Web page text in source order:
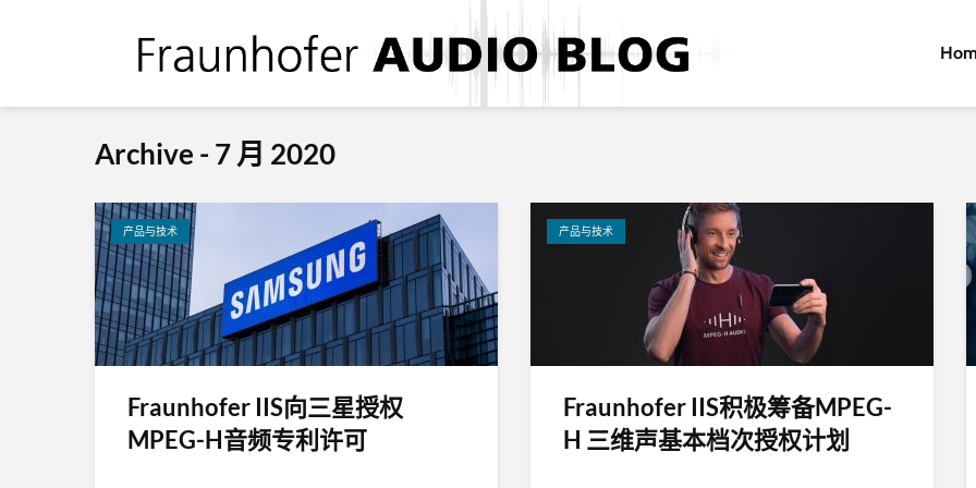
Archive - 7 月 2020
产品与技术
Fraunhofer IIS向三星授权
MPEG-H音频专利许可
产品与技术
Fraunhofer IIS积极筹备MPEG-
H 三维声基本档次授权计划